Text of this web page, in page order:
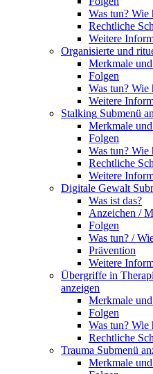
Was tun? Wie
Rechtliche
Weitere
Organisierte und
Merkmale und
Folgen
Was tun? Wie
Weitere
Stalking Submenü
Merkmale und
Folgen
Was tun? Wie
Rechtliche
Weitere
Digitale Gewalt
Was ist das?
Anzeichen /
Folgen
Was tun? /
Prävention
Weitere
Übergriffe in
anzeigen
Merkmale und
Folgen
Was tun? Wie
Rechtliche
Trauma Submenü
Merkmale und